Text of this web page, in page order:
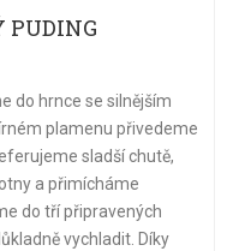
PUDING
do hrnce se silnějším
plamenu přivedeme
sladší chutě,
a přimícháme
do tří připravených
vychladit. Díky